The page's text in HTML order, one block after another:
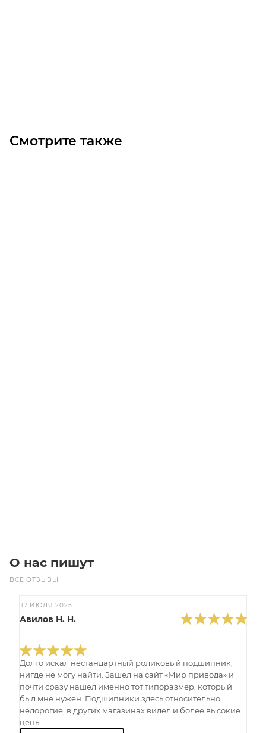
Смотрите также
О нас пишут
ВСЕ ОТЗЫВЫ
17 ИЮЛЯ 2025
Авилов Н. Н.
Долго искал нестандартный роликовый подшипник,
нигде не могу найти. Зашел на сайт «Мир привода» и
почти сразу нашел именно тот типоразмер, который
был мне нужен. Подшипники здесь относительно
недорогие, в других магазинах видел и более высокие
цены. ...